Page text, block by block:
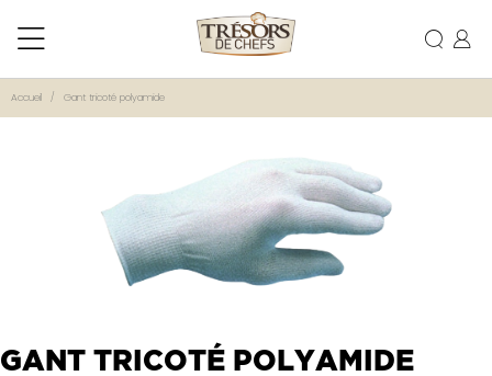
Accueil Gant tricoté polyamide
GANT TRICOTÉ POLYAMIDE